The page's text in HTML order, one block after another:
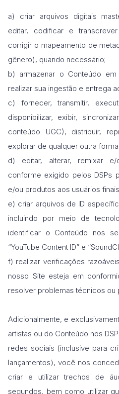
a) criar arquivos digitais
editar, codificar e
corrigir o mapeamento de
gênero), quando necessário;
b) armazenar o Conteúdo
realizar sua ingestão e entrega
c) fornecer, transmitir,
disponibilizar, exibir,
conteúdo UGC), distribuir,
explorar de qualquer outra
d) editar, alterar, remixar
conforme exigido pelos DSPs
e/ou produtos aos usuários
e) criar arquivos de ID
incluindo por meio de
identificar o Conteúdo nos
“YouTube Content ID” e
f) realizar verificações
nosso Site esteja em
resolver problemas técnicos ou
Adicionalmente, e
artistas ou do Conteúdo nos
redes sociais (inclusive para
lançamentos), você nos
criar e utilizar trechos de
segundos, bem como utilizar